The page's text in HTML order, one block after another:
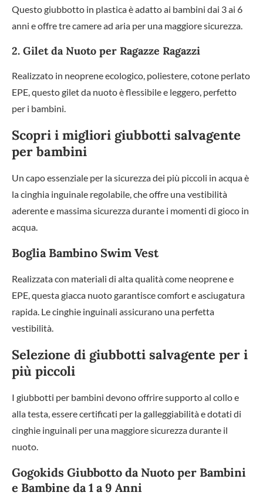
Questo giubbotto in plastica è adatto ai bambini dai 3 ai 6
anni e offre tre camere ad aria per una maggiore sicurezza.
2. Gilet da Nuoto per Ragazze Ragazzi
Realizzato in neoprene ecologico, poliestere, cotone perlato
EPE, questo gilet da nuoto è flessibile e leggero, perfetto
per i bambini.
Scopri i migliori giubbotti salvagente
per bambini
Un capo essenziale per la sicurezza dei più piccoli in acqua è
la cinghia inguinale regolabile, che offre una vestibilità
aderente e massima sicurezza durante i momenti di gioco in
acqua.
Boglia Bambino Swim Vest
Realizzata con materiali di alta qualità come neoprene e
EPE, questa giacca nuoto garantisce comfort e asciugatura
rapida. Le cinghie inguinali assicurano una perfetta
vestibilità.
Selezione di giubbotti salvagente per i
più piccoli
I giubbotti per bambini devono offrire supporto al collo e
alla testa, essere certificati per la galleggiabilità e dotati di
cinghie inguinali per una maggiore sicurezza durante il
nuoto.
Gogokids Giubbotto da Nuoto per Bambini
e Bambine da 1 a 9 Anni